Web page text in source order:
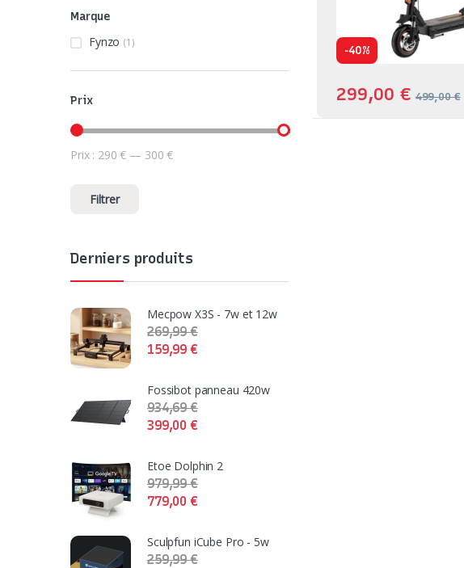
-40%
299,00€ 499,00€
Marque
Fynzo (1)
Prix
Prix min
Prix max
Filtrer
Prix : 290 € — 300 €
Derniers produits
Mecpow X3S - 7w et 12w
159,99€
269,99€
Fossibot panneau 420w
399,00€
934,69€
Etoe Dolphin 2
779,00€
979,99€
Sculpfun iCube Pro - 5w
259,99€